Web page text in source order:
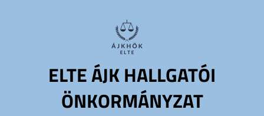
ELTE ÁJK HALLGATÓI
ÖNKORMÁNYZAT